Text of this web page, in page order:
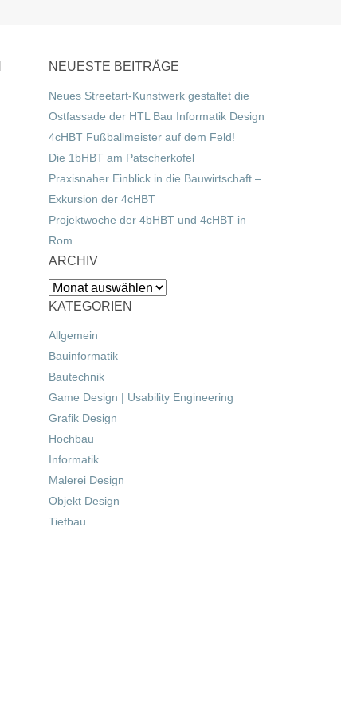
NEUESTE BEITRÄGE
Neues Streetart-Kunstwerk gestaltet die
Ostfassade der HTL Bau Informatik Design
4cHBT Fußballmeister auf dem Feld!
Die 1bHBT am Patscherkofel
Praxisnaher Einblick in die Bauwirtschaft –
Exkursion der 4cHBT
Projektwoche der 4bHBT und 4cHBT in
Rom
ARCHIV
Archiv
KATEGORIEN
Allgemein
Bauinformatik
Bautechnik
Game Design | Usability Engineering
Grafik Design
Hochbau
Informatik
Malerei Design
Objekt Design
Tiefbau